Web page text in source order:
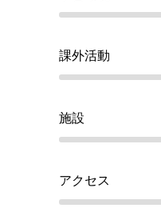
課外活動
施設
アクセス